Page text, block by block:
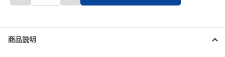
ヤ
能
だ
し
商品説明